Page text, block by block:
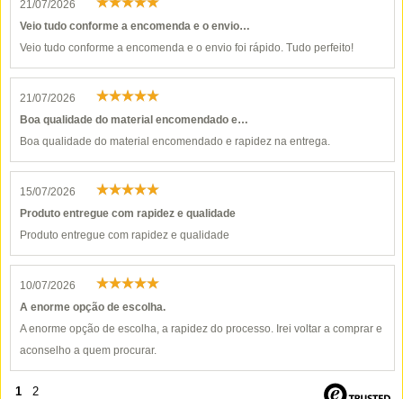
21/07/2026
Veio tudo conforme a encomenda e o envio…
Veio tudo conforme a encomenda e o envio foi rápido. Tudo perfeito!
21/07/2026
Boa qualidade do material encomendado e…
Boa qualidade do material encomendado e rapidez na entrega.
15/07/2026
Produto entregue com rapidez e qualidade
Produto entregue com rapidez e qualidade
10/07/2026
A enorme opção de escolha.
A enorme opção de escolha, a rapidez do processo. Irei voltar a comprar e
aconselho a quem procurar.
1 2